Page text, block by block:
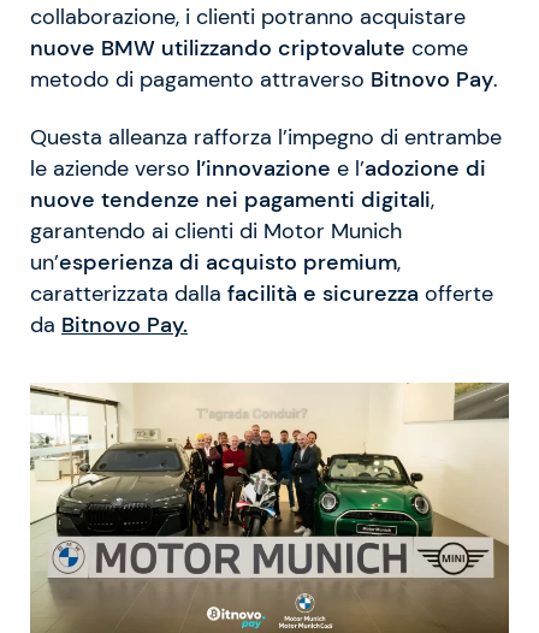
collaborazione, i clienti potranno acquistare
nuove BMW utilizzando criptovalute come
metodo di pagamento attraverso Bitnovo Pay.
Questa alleanza rafforza l’impegno di entrambe
le aziende verso l’innovazione e l’adozione di
nuove tendenze nei pagamenti digitali,
garantendo ai clienti di Motor Munich
un’esperienza di acquisto premium,
caratterizzata dalla facilità e sicurezza offerte
da Bitnovo Pay.